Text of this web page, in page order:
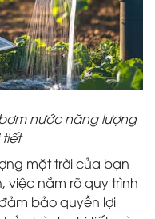
nước năng lượng
mặt trời của bạn
việc nắm rõ quy trình
bảo quyền lợi